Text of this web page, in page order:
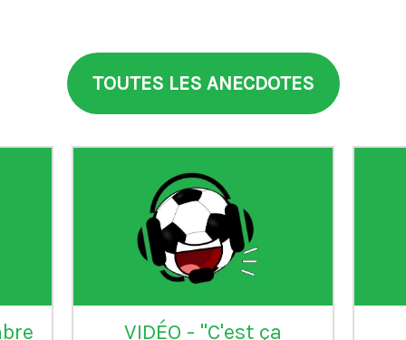
TOUTES LES ANECDOTES
L'Inter Milan est le seul